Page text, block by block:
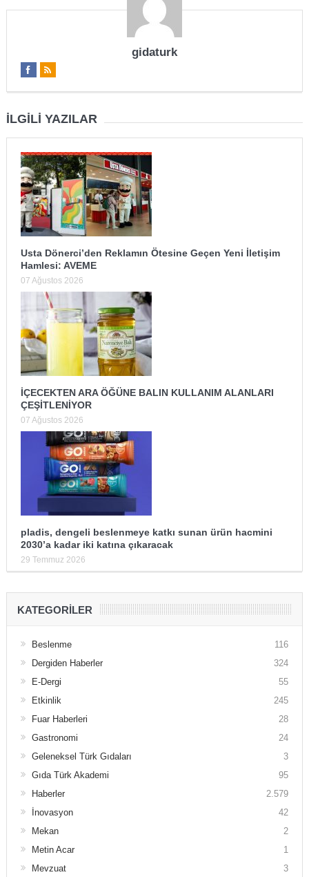
gidaturk
İLGILI YAZILAR
Usta Dönerci’den Reklamın Ötesine Geçen Yeni İletişim
Hamlesi: AVEME
07 Ağustos 2026
İÇECEKTEN ARA ÖĞÜNE BALIN KULLANIM ALANLARI
ÇEŞİTLENİYOR
07 Ağustos 2026
pladis, dengeli beslenmeye katkı sunan ürün hacmini
2030’a kadar iki katına çıkaracak
29 Temmuz 2026
KATEGORILER
Beslenme
116
Dergiden Haberler
324
E-Dergi
55
Etkinlik
245
Fuar Haberleri
28
Gastronomi
24
Geleneksel Türk Gıdaları
3
Gıda Türk Akademi
95
Haberler
2.579
İnovasyon
42
Mekan
2
Metin Acar
1
Mevzuat
3